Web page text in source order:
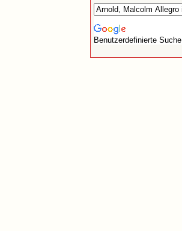
Benutzerdefinierte Suche